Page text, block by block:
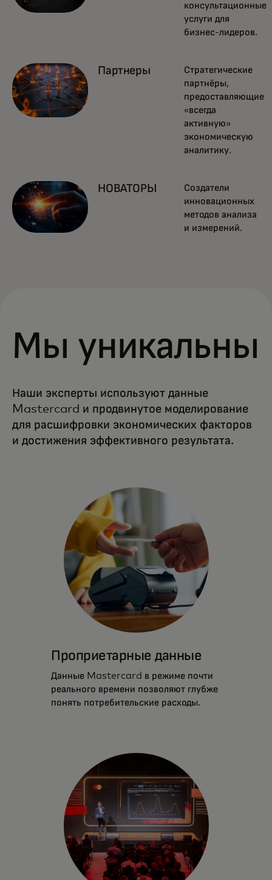
консультационные
услуги для
бизнес-лидеров.
Партнеры
Стратегические
партнёры,
предоставляющие
«всегда
активную»
экономическую
аналитику.
НОВАТОРЫ
Создатели
инновационных
методов анализа
и измерений.
Мы уникальны
Наши эксперты используют данные
Mastercard и продвинутое моделирование
для расшифровки экономических факторов
и достижения эффективного результата.
Проприетарные данные
Данные Mastercard в режиме почти
реального времени позволяют глубже
понять потребительские расходы.